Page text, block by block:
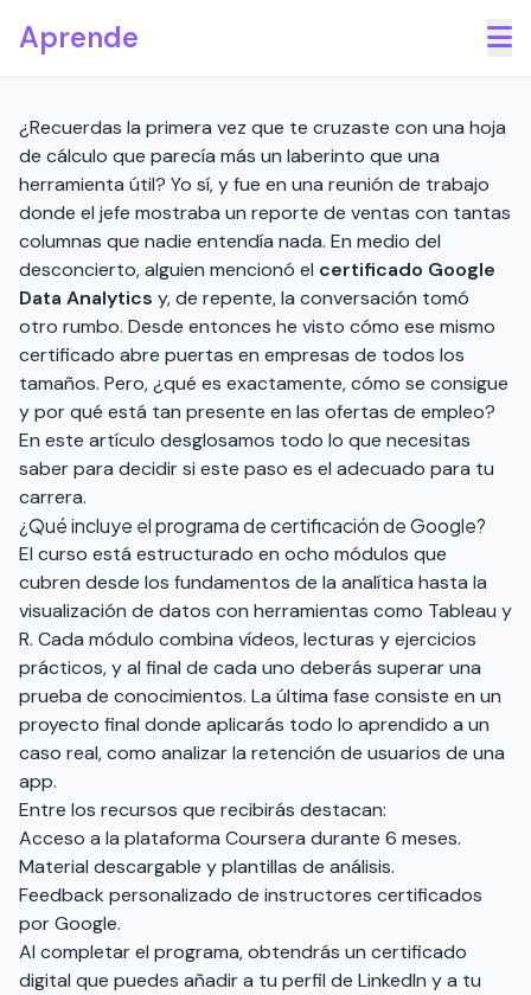
Aprende
¿Recuerdas la primera vez que te cruzaste con una hoja
de cálculo que parecía más un laberinto que una
herramienta útil? Yo sí, y fue en una reunión de trabajo
donde el jefe mostraba un reporte de ventas con tantas
columnas que nadie entendía nada. En medio del
desconcierto, alguien mencionó el certificado Google
Data Analytics y, de repente, la conversación tomó
otro rumbo. Desde entonces he visto cómo ese mismo
certificado abre puertas en empresas de todos los
tamaños. Pero, ¿qué es exactamente, cómo se consigue
y por qué está tan presente en las ofertas de empleo?
En este artículo desglosamos todo lo que necesitas
saber para decidir si este paso es el adecuado para tu
carrera.
¿Qué incluye el programa de certificación de Google?
El curso está estructurado en ocho módulos que
cubren desde los fundamentos de la analítica hasta la
visualización de datos con herramientas como Tableau y
R. Cada módulo combina vídeos, lecturas y ejercicios
prácticos, y al final de cada uno deberás superar una
prueba de conocimientos. La última fase consiste en un
proyecto final donde aplicarás todo lo aprendido a un
caso real, como analizar la retención de usuarios de una
app.
Entre los recursos que recibirás destacan:
Acceso a la plataforma Coursera durante 6 meses.
Material descargable y plantillas de análisis.
Feedback personalizado de instructores certificados
por Google.
Al completar el programa, obtendrás un certificado
digital que puedes añadir a tu perfil de LinkedIn y a tu